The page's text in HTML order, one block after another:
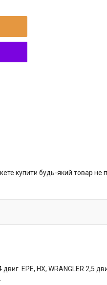
купити будь-який товар не
EPE, HX, WRANGLER 2,5